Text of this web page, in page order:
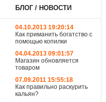
БЛОГ / НОВОСТИ
04.10.2013 19:20:14
Как приманить богатство с
помощью копилки
04.04.2013 09:01:57
Магазин обновляется
товаром
07.09.2011 15:55:18
Как правильно раскурить
кальян?